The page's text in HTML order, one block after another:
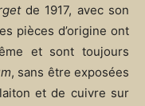
de 1917, avec son
pièces d’origine ont
et sont toujours
, sans être exposées
et de cuivre sur